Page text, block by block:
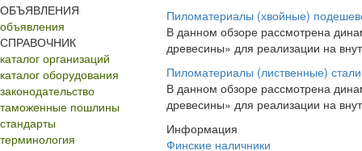
ОБЪЯВЛЕНИЯ
объявления
СПРАВОЧНИК
каталог организаций
каталог оборудования
законодательство
таможенные пошлины
стандарты
терминология
Пиломатериалы (хвойные)
В данном обзоре рассмотрена
древесины» для реализации на
Пиломатериалы (лиственные)
В данном обзоре рассмотрена
древесины» для реализации на
Информация
Финские наличники